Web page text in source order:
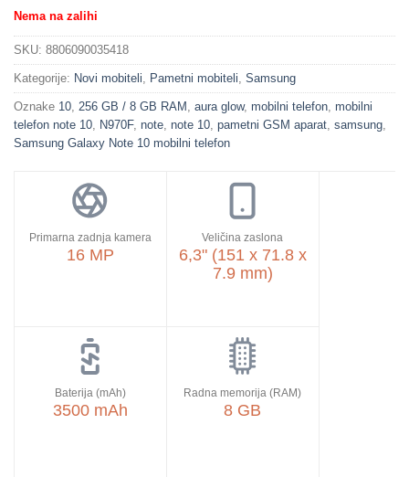
Nema na zalihi
SKU: 8806090035418
Kategorije: Novi mobiteli Pametni mobiteli Samsung
Oznake 10 256 GB / 8 GB RAM aura glow, mobilni telefon mobilni
telefon note 10
N970F, note note 10 pametni GSM aparat samsung
Samsung Galaxy Note 10 mobilni telefon
Primarna zadnja kamera
16 MP
Veličina zaslona
6,3" (151 x 71.8 x
7.9 mm)
Baterija (mAh)
3500 mAh
Radna memorija (RAM)
8 GB